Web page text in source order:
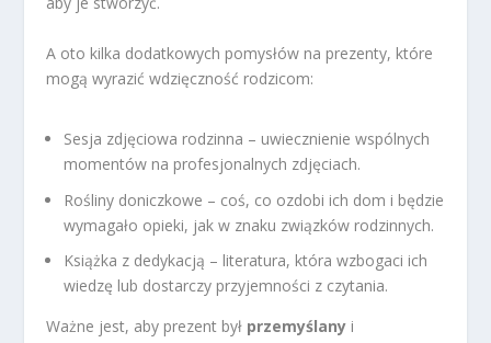
A oto kilka dodatkowych pomysłów na prezenty, które
mogą wyrazić wdzięczność rodzicom:
Sesja zdjęciowa rodzinna – uwiecznienie wspólnych
momentów na profesjonalnych zdjęciach.
Rośliny doniczkowe – coś, co ozdobi ich dom i będzie
wymagało opieki, jak w znaku związków rodzinnych.
Książka z dedykacją – literatura, która wzbogaci ich
wiedzę lub dostarczy przyjemności z czytania.
Ważne jest, aby prezent był przemyślany i